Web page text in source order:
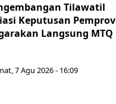
Tilawatil
Keputusan Pemprov
Langsung MTQ
7 Agu 2026 - 16:09